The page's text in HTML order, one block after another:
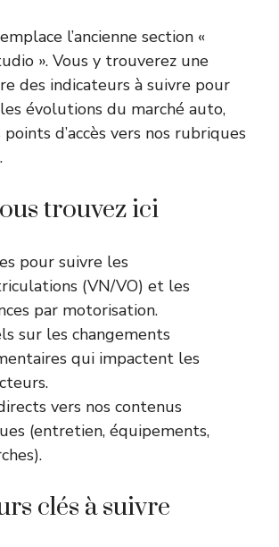
l’ancienne section «
». Vous y trouverez une
des indicateurs à suivre pour
évolutions du marché auto,
d’accès vers nos rubriques
trouvez ici
pour suivre les
(VN/VO) et les
par motorisation.
sur les changements
qui impactent les
vers nos contenus
(entretien, équipements,
clés à suivre